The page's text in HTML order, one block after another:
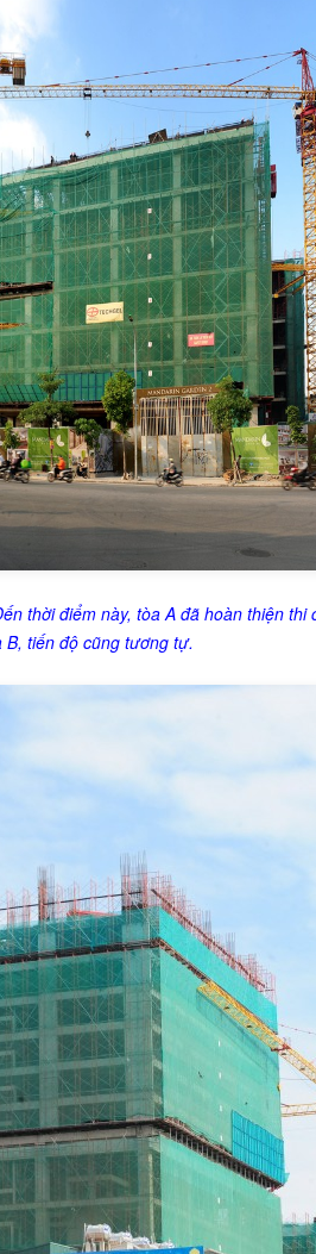
thời điểm này, tòa A đã hoàn thiện thi
tiến độ cũng tương tự.